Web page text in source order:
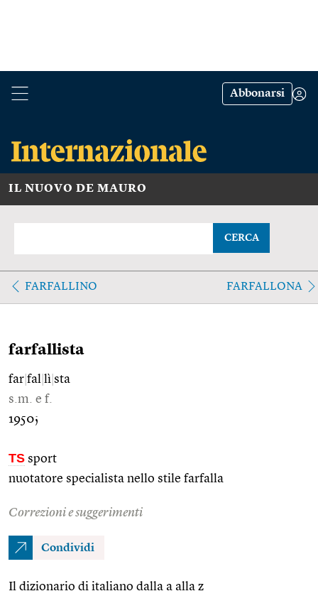
Abbonarsi
IL NUOVO DE MAURO
CERCA
FARFALLINO FARFALLONA
farfallista
far fal lì sta
s.m. e f.
1950;
TS sport
nuotatore specialista nello stile farfalla
Correzioni e suggerimenti
Condividi
Il dizionario di italiano dalla a alla z